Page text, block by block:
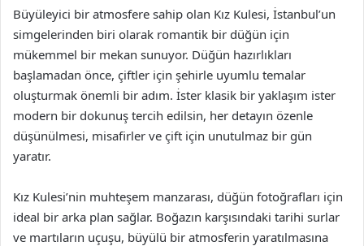
Büyüleyici bir atmosfere sahip olan Kız Kulesi, İstanbul’un
simgelerinden biri olarak romantik bir düğün için
mükemmel bir mekan sunuyor. Düğün hazırlıkları
başlamadan önce, çiftler için şehirle uyumlu temalar
oluşturmak önemli bir adım. İster klasik bir yaklaşım ister
modern bir dokunuş tercih edilsin, her detayın özenle
düşünülmesi, misafirler ve çift için unutulmaz bir gün
yaratır.
Kız Kulesi’nin muhteşem manzarası, düğün fotoğrafları için
ideal bir arka plan sağlar. Boğazın karşısındaki tarihi surlar
ve martıların uçuşu, büyülü bir atmosferin yaratılmasına